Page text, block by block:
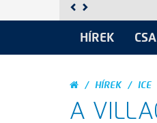
HÍREK
HÍREK ICE
A